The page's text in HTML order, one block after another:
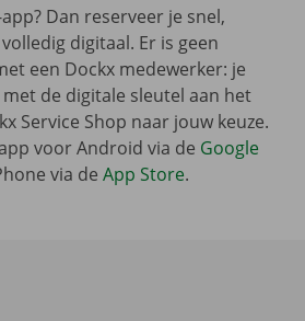
Dan reserveer je snel,
digitaal. Er is geen
een Dockx medewerker: je
de digitale sleutel aan het
Service Shop naar jouw keuze.
voor Android via de Google
via de App Store.